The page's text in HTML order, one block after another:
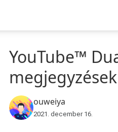
YouTube™
megjegyzések
ouweiya
2021. december 16.